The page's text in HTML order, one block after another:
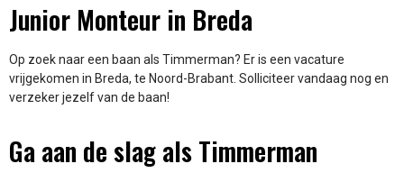
Junior Monteur in Breda
Op zoek naar een baan als Timmerman? Er is een vacature
vrijgekomen in Breda, te Noord-Brabant. Solliciteer vandaag nog en
verzeker jezelf van de baan!
Ga aan de slag als Timmerman